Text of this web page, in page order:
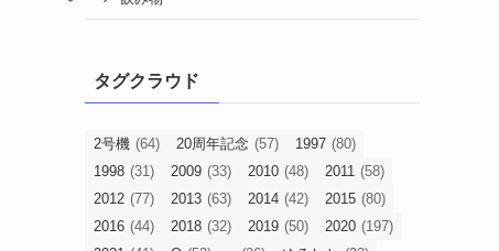
タグクラウド
2号機 (64) 20周年記念 (57) 1997 (80)
1998 (31) 2009 (33) 2010 (48) 2011 (58)
2012 (77) 2013 (63) 2014 (42) 2015 (80)
2016 (44) 2018 (32) 2019 (50) 2020 (197)